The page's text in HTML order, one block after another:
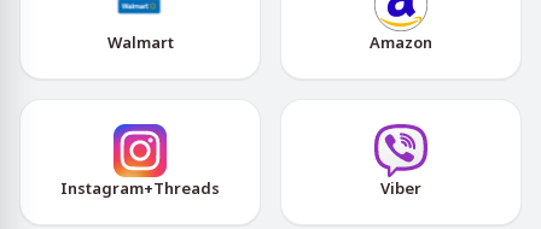
Walmart Amazon
Instagram+Threads Viber